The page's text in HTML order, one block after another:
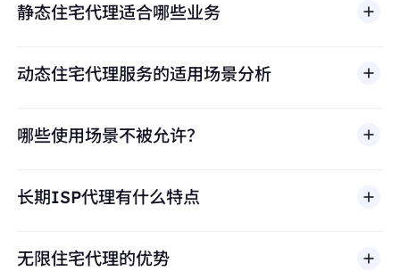
静态住宅代理适合哪些业务
亚马逊、eBay、Shopify等平台的多账号运营，
保持每个店铺独立的IP身份，防止平台风控检测
动态住宅代理服务的适用场景分析
哪些使用场景不被允许？
滥用、未经授权访问、绕过安全机制，或违反适用法律
业场景，包括公开网页数据访问、
、价格监
长期ISP代理有什么特点
无限住宅代理的优势